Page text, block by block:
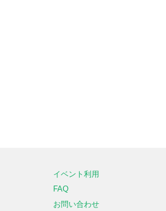
イベント利用
FAQ
お問い合わせ